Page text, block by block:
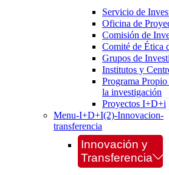
Servicio de
Oficina de
Comisión de
Comité de Ética
Grupos de
Institutos y
Programa
la investigación
Proyectos I+D+i
Menu-I+D+I(2)-Innovacion-
transferencia
Innovación y
Transferencia